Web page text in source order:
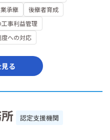
業承継
後継者育成
事利益管理
への対応
る
認定支援機関